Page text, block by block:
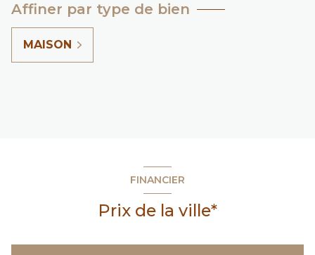
Affiner par type de bien
MAISON
FINANCIER
Prix de la ville*